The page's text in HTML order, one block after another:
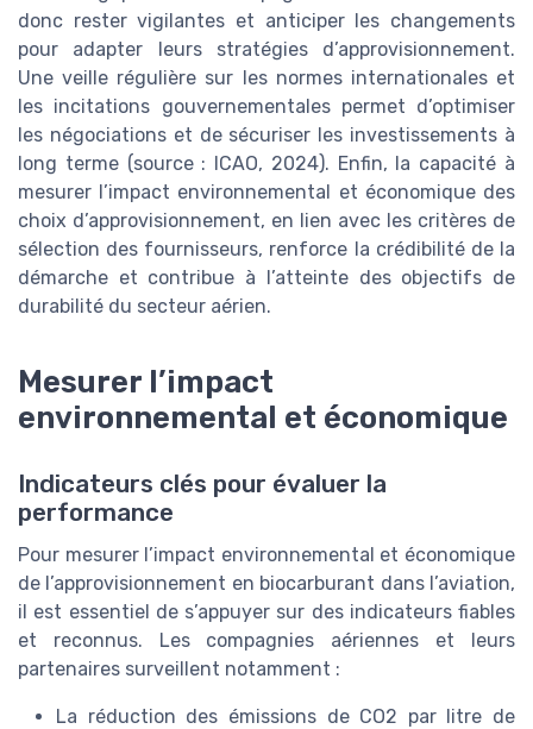
donc rester vigilantes et anticiper les changements
pour adapter leurs stratégies d’approvisionnement.
Une veille régulière sur les normes internationales et
les incitations gouvernementales permet d’optimiser
les négociations et de sécuriser les investissements à
long terme (source : ICAO, 2024). Enfin, la capacité à
mesurer l’impact environnemental et économique des
choix d’approvisionnement, en lien avec les critères de
sélection des fournisseurs, renforce la crédibilité de la
démarche et contribue à l’atteinte des objectifs de
durabilité du secteur aérien.
Mesurer l’impact
environnemental et économique
Indicateurs clés pour évaluer la
performance
Pour mesurer l’impact environnemental et économique
de l’approvisionnement en biocarburant dans l’aviation,
il est essentiel de s’appuyer sur des indicateurs fiables
et reconnus. Les compagnies aériennes et leurs
partenaires surveillent notamment :
La réduction des émissions de CO2 par litre de